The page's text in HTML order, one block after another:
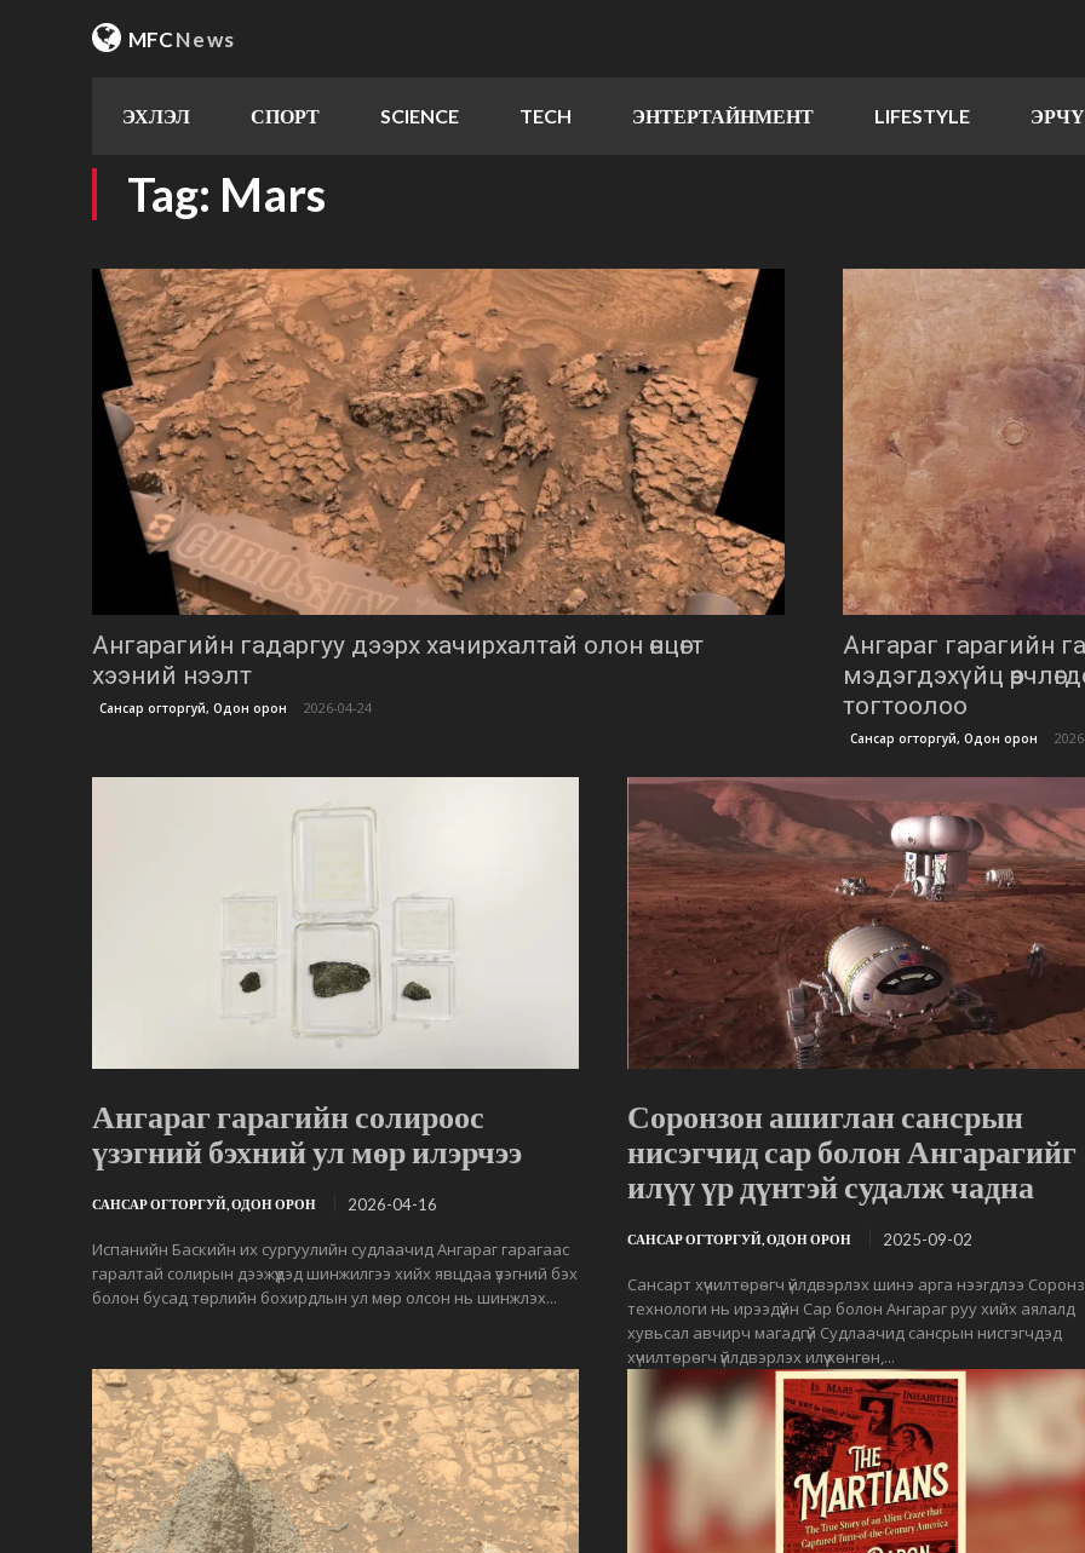
MFCNews
ЭХЛЭЛ СПОРТ SCIENCE TECH ЭНТЕРТАЙНМЕНТ LIFESTYLE
Tag: Mars
Ангарагийн гадаргуу дээрх хачирхалтай олон өнцөгт
хээний нээлт
Сансар огторгуй, Одон орон 2026-04-24
Ангараг гарагийн
мэдэгдэхүйц
тогтоолоо
Сансар огторгуй, Одон орон
Ангараг гарагийн солироос
үзэгний бэхний ул мөр илэрчээ
САНСАР ОГТОРГУЙ, ОДОН ОРОН 2026-04-16
Испанийн Баскийн их сургуулийн судлаачид Ангараг гарагаас
гаралтай солирын дээжүүдэд шинжилгээ хийх явцдаа үзэгний бэх
болон бусад төрлийн бохирдлын ул мөр олсон нь шинжлэх...
Соронзон ашиглан сансрын
нисэгчид сар болон Ангарагийг
илүү үр дүнтэй судалж чадна
САНСАР ОГТОРГУЙ, ОДОН ОРОН 2025-09-02
Сансарт хүчилтөрөгч үйлдвэрлэх шинэ арга нээгдлээ
технологи нь ирээдүйн Сар болон Ангараг руу хийх аялалд
хувьсал авчирч магадгүй Судлаачид сансрын нисгэгчдэд
хүчилтөрөгч үйлдвэрлэх илүү хөнгөн,...